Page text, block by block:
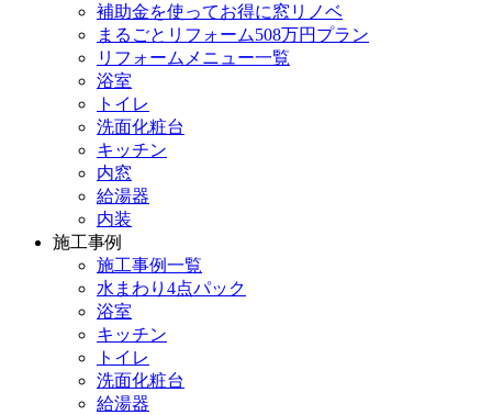
補助金を使ってお得に窓リノベ
まるごとリフォーム508万円プラン
リフォームメニュー一覧
浴室
トイレ
洗面化粧台
キッチン
内窓
給湯器
内装
施工事例
施工事例一覧
水まわり4点パック
浴室
キッチン
トイレ
洗面化粧台
給湯器